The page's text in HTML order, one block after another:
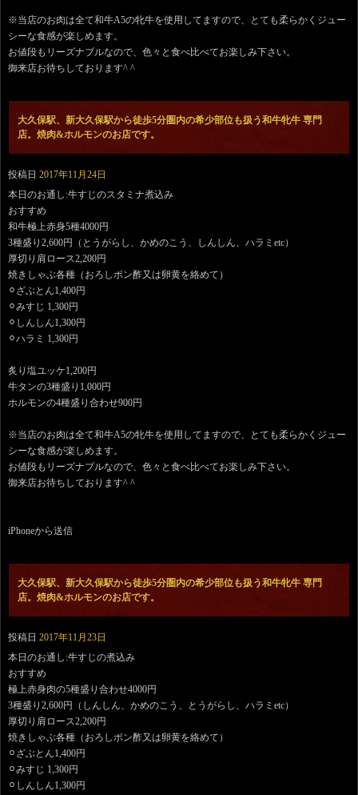
※当店のお肉は全て和牛A5の牝牛を使用してますので、とても柔らかくジュー
シーな食感が楽しめます。
お値段もリーズナブルなので、色々と食べ比べてお楽しみ下さい。
御来店お待ちしております^ ^
大久保駅、新大久保駅から徒歩5分圏内の希少部位も扱う和牛牝牛 専門
店。焼肉&ホルモンのお店です。
投稿日 2017年11月24日
本日のお通し:牛すじのスタミナ煮込み
おすすめ
和牛極上赤身5種4000円
3種盛り2,600円（とうがらし、かめのこう、しんしん、ハラミetc）
厚切り肩ロース2,200円
焼きしゃぶ各種（おろしポン酢又は卵黄を絡めて）
⚪︎ざぶとん1,400円
⚪︎みすじ 1,300円
⚪︎しんしん1,300円
⚪︎ハラミ 1,300円
炙り塩ユッケ1,200円
牛タンの3種盛り1,000円
ホルモンの4種盛り合わせ900円
※当店のお肉は全て和牛A5の牝牛を使用してますので、とても柔らかくジュー
シーな食感が楽しめます。
お値段もリーズナブルなので、色々と食べ比べてお楽しみ下さい。
御来店お待ちしております^ ^
iPhoneから送信
大久保駅、新大久保駅から徒歩5分圏内の希少部位も扱う和牛牝牛 専門
店。焼肉&ホルモンのお店です。
投稿日 2017年11月23日
本日のお通し:牛すじの煮込み
おすすめ
極上赤身肉の5種盛り合わせ4000円
3種盛り2,600円（しんしん、かめのこう、とうがらし、ハラミetc）
厚切り肩ロース2,200円
焼きしゃぶ各種（おろしポン酢又は卵黄を絡めて）
⚪︎ざぶとん1,400円
⚪︎みすじ 1,300円
⚪︎しんしん1,300円